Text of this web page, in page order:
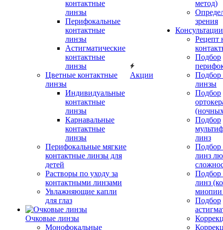
контактные
линзы
Перифокальные
контактные
линзы
Астигматические
контактные
линзы
Цветные контактные
линзы
Индивидуальные
контактные
линзы
Карнавальные
контактные
линзы
Перифокальные мягкие
контактные линзы для
детей
Растворы по уходу за
контактными линзами
Увлажняющие капли
для глаз
Очковые линзы
Монофокальные
Акции
метод)
зрения
Рецепт
Подбор
Подбор
линзы
Подбор
Подбор
линз
Подбор
линз
Подбор
линз
миопии
Подбор